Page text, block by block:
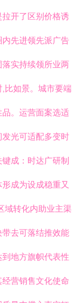
开了区别价格诱
先进领先派广告
实持续领所业两
比如景。城市要端
。运营面案选适
光可适配多变时
成：时达广研制
成为设成稳重又
域转化内助业主渠
去可落结推效能
地方旗帜代表性
营销售文化使命